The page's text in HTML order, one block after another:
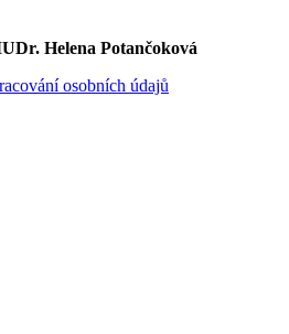
Helena Potančoková
osobních údajů